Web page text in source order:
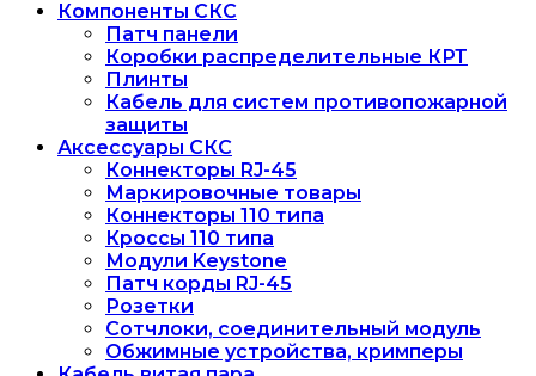
Компоненты СКС
Патч панели
Коробки распределительные КРТ
Плинты
Кабель для систем противопожарной
защиты
Аксессуары СКС
Коннекторы RJ-45
Маркировочные товары
Коннекторы 110 типа
Кроссы 110 типа
Модули Keystone
Патч корды RJ-45
Розетки
Сотчлоки, соединительный модуль
Обжимные устройства, кримперы